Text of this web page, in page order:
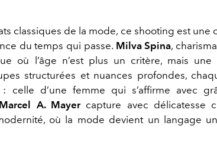
classiques de la mode, ce shooting est une
du temps qui passe. Milva Spina,
où l’âge n’est plus un critère, mais une
structurées et nuances profondes,
celle d’une femme qui s’affirme avec
Marcel A. Mayercapture avec délicatesse
où la mode devient un langage